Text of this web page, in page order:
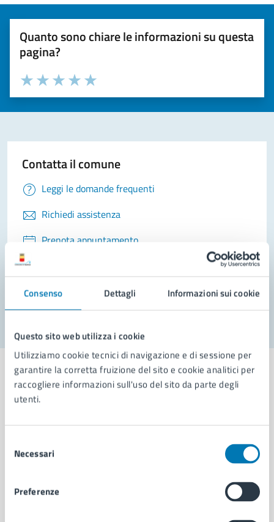
Consenso Dettagli Informazioni sui cookie
Questo sito web utilizza i cookie
Utilizziamo cookie tecnici di navigazione e di sessione per
garantire la corretta fruizione del sito e cookie analitici per
raccogliere informazioni sull'uso del sito da parte degli
utenti.
delNecessari
Preferenze
Quanto sono chiare le informazioni su questa
pagina?
Valuta la chiarezza delle informazioni (da 1 a 5 stelle)
Seleziona il numero di stelle per valutare la chiarezza delle
Valuta 5 stelle su 5
Valuta 4 stelle su 5
Valuta 3 stelle su 5
Valuta 2 stelle su 5
Valuta 1 stelle su 5
Contatta il comune
Leggi le domande frequenti
Richiedi assistenza
Prenota appuntamento
Problemi in città
Segnala disservizio
AMMINISTRAZIONE
Organi di governo